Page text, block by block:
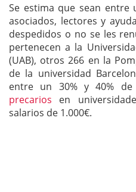
Se estima que sean entre
asociados, lectores y
despedidos o no se les
pertenecen a la
(UAB), otros 266 en la
de la universidad
entre un 30% y 40%
precarios en
salarios de 1.000€.